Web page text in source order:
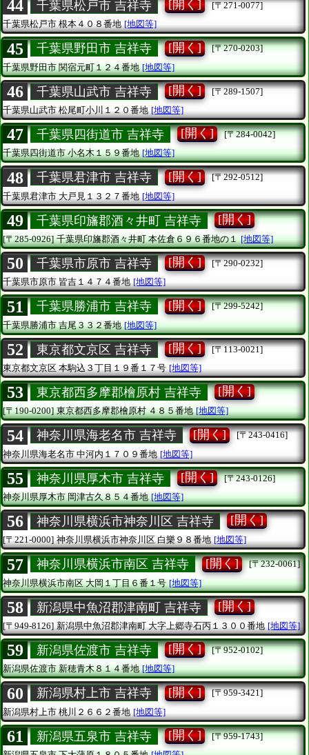
44 千葉県松戸市 吉祥寺 [開く]
[〒271-0077]
千葉県松戸市根本４０８番地 [地図等]
45 千葉県野田市 吉祥寺 [開く]
[〒270-0203]
千葉県野田市関宿元町１２４番地 [地図等]
46 千葉県山武市 吉祥寺 [開く]
[〒289-1507]
千葉県山武市松尾町小川１２０番地 [地図等]
47 千葉県四街道市 吉祥寺 [開く]
[〒284-0042]
千葉県四街道市小名木１５９番地 [地図等]
48 千葉県君津市 吉祥寺 [開く]
[〒292-0512]
千葉県君津市 大戸見１３２７番地 [地図等]
49 千葉県印旛郡酒々井町 吉祥寺 [開く]
[〒285-0926] 千葉県印旛郡酒々井町本佐倉６９６番地の１ [地図等]
50 千葉県市原市 吉祥寺 [開く]
[〒290-0232]
千葉県市原市皆吉１４７４番地 [地図等]
51 千葉県勝浦市 吉祥寺 [開く]
[〒299-5242]
千葉県勝浦市吉尾３３２番地 [地図等]
52 東京都文京区 吉祥寺 [開く]
[〒113-0021]
東京都文京区本駒込３丁目１９番１７号 [地図等]
53 東京都西多摩郡檜原村 吉祥寺 [開く]
[〒190-0200] 東京都西多摩郡檜原村４８５番地 [地図等]
54 神奈川県海老名市 吉祥寺 [開く]
[〒243-0416]
神奈川県海老名市 中河内１７０９番地 [地図等]
55 神奈川県厚木市 吉祥寺 [開く]
[〒243-0126]
神奈川県厚木市岡津古久８５４番地 [地図等]
56 神奈川県横浜市神奈川区 吉祥寺 [開く]
[〒221-0000] 神奈川県横浜市神奈川区白樂９８番地 [地図等]
57 神奈川県横浜市南区 吉祥寺 [開く]
[〒232-0061]
神奈川県横浜市南区大岡１丁目６番１号 [地図等]
58 新潟県中魚沼郡津南町 吉祥寺 [開く]
[〒949-8126] 新潟県中魚沼郡津南町大字上郷寺石丙１３００番地 [地図等]
59 新潟県佐渡市 吉祥寺 [開く]
[〒952-0102]
新潟県佐渡市新穂青木８１４番地 [地図等]
60 新潟県村上市 吉祥寺 [開く]
[〒959-3421]
新潟県村上市 桃川２６６２番地 [地図等]
61 新潟県五泉市 吉祥寺 [開く]
[〒959-1743]